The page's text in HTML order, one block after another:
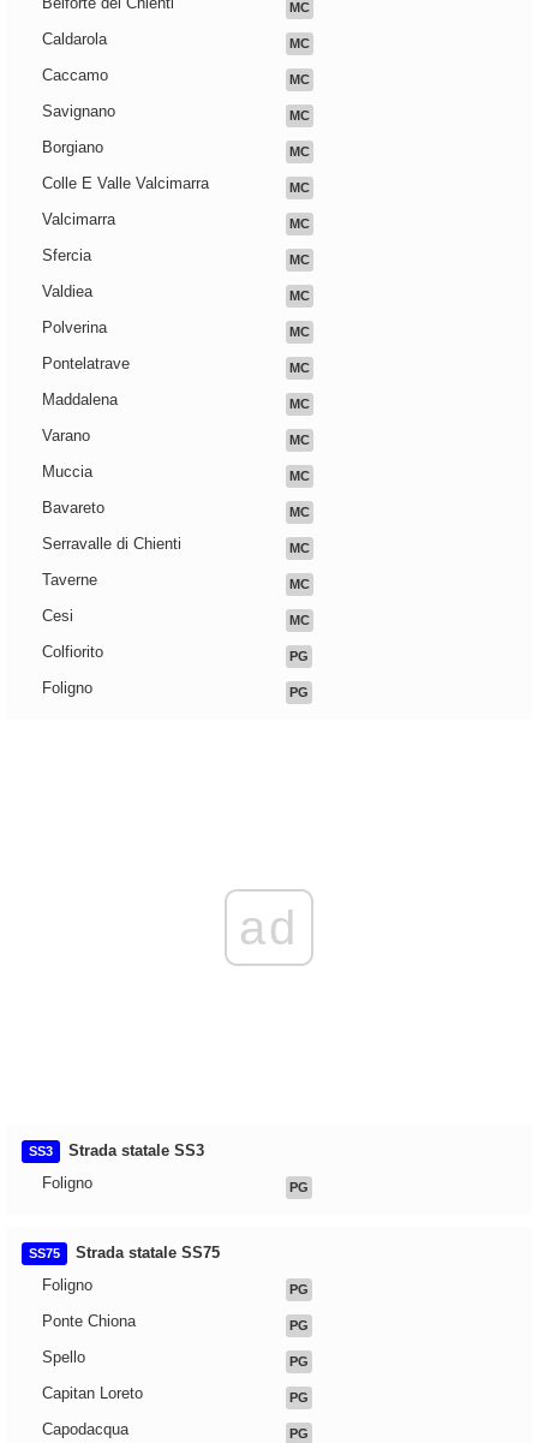
MC
Caldarola MC
Caccamo MC
Savignano MC
Borgiano MC
Colle E Valle Valcimarra MC
Valcimarra MC
Sfercia MC
Valdiea MC
Polverina MC
Pontelatrave MC
Maddalena MC
Varano MC
Muccia MC
Bavareto MC
Serravalle di Chienti MC
Taverne MC
Cesi MC
Colfiorito PG
Foligno PG
ad
SS3
Strada statale SS3
Foligno
PG
SS75
Strada statale SS75
Foligno
PG
Ponte Chiona PG
Spello PG
Capitan Loreto PG
Capodacqua PG